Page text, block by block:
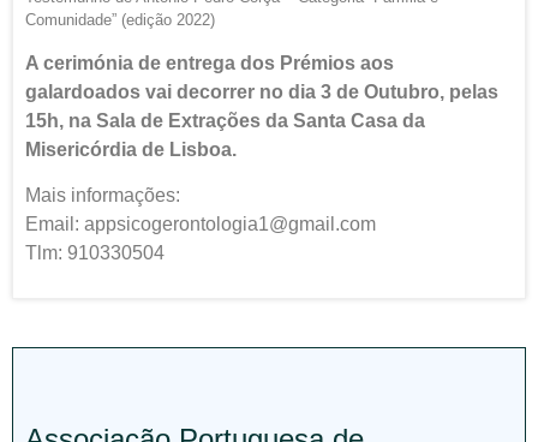
Comunidade” (edição 2022)
A cerimónia de entrega dos Prémios aos
galardoados vai decorrer no dia 3 de Outubro, pelas
15h, na Sala de Extrações da Santa Casa da
Misericórdia de Lisboa.
Mais informações:
Email: appsicogerontologia1@gmail.com
Tlm: 910330504